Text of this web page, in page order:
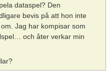
dataspel? Den
bevis på att hon inte
Jag har kompisar som
och åter verkar min